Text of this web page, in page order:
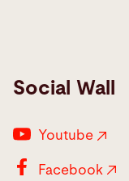
Social Wall
Youtube
Facebook